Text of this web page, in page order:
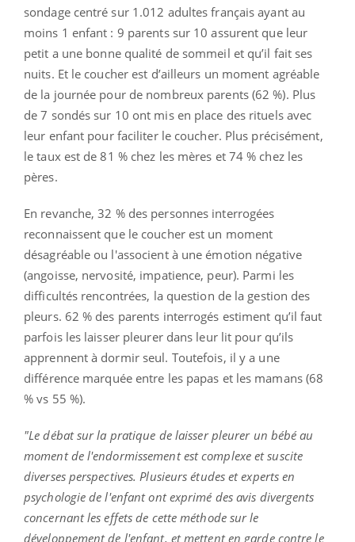
sondage centré sur 1.012 adultes français ayant au
moins 1 enfant : 9 parents sur 10 assurent que leur
petit a une bonne qualité de sommeil et qu’il fait ses
nuits. Et le coucher est d’ailleurs un moment agréable
de la journée pour de nombreux parents (62 %). Plus
de 7 sondés sur 10 ont mis en place des rituels avec
leur enfant pour faciliter le coucher. Plus précisément,
le taux est de 81 % chez les mères et 74 % chez les
pères.
En revanche, 32 % des personnes interrogées
reconnaissent que le coucher est un moment
désagréable ou l'associent à une émotion négative
(angoisse, nervosité, impatience, peur). Parmi les
difficultés rencontrées, la question de la gestion des
pleurs. 62 % des parents interrogés estiment qu’il faut
parfois les laisser pleurer dans leur lit pour qu’ils
apprennent à dormir seul. Toutefois, il y a une
différence marquée entre les papas et les mamans (68
% vs 55 %).
"Le débat sur la pratique de laisser pleurer un bébé au
moment de l'endormissement est complexe et suscite
diverses perspectives. Plusieurs études et experts en
psychologie de l'enfant ont exprimé des avis divergents
concernant les effets de cette méthode sur le
développement de l'enfant, et mettent en garde contre le